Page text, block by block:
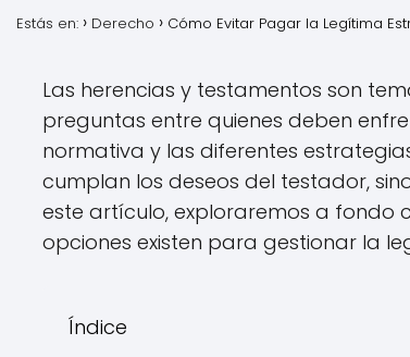
Estás en: Derecho Cómo Evitar Pagar la Legítima
Las herencias y testamentos son
preguntas entre quienes deben
normativa y las diferentes
cumplan los deseos del testador,
este artículo, exploraremos a fondo
opciones existen para gestionar la
Índice